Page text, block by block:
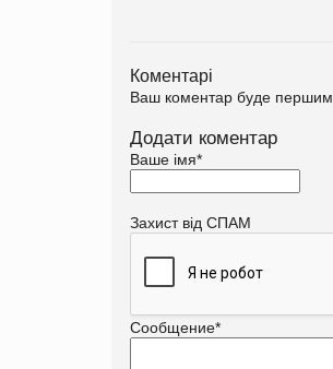
Коментарі
Ваш коментар буде першим.
Додати коментар
Ваше імя*
Захист від СПАМ
Сообщение*